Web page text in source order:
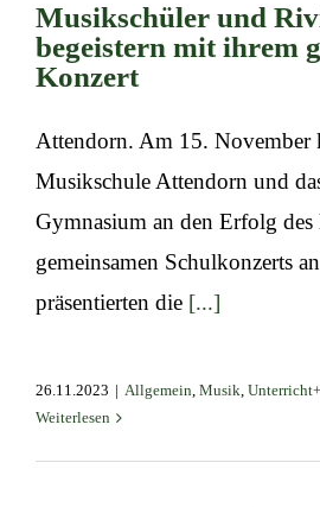
Musikschüler und
begeistern mit ihrem
Konzert
Attendorn. Am 15. November
Musikschule Attendorn und
Gymnasium an den Erfolg des
gemeinsamen Schulkonzerts
präsentierten die [...]
26.11.2023 | Allgemein, Musik, Unterricht+
Weiterlesen